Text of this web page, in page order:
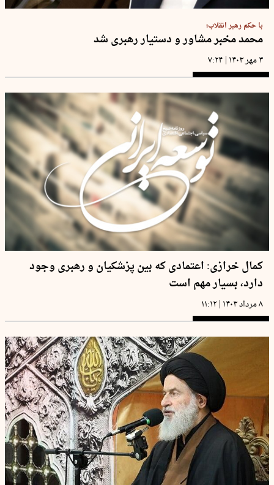
با حکم رهبر انقلاب؛
محمد مخبر مشاور و دستیار رهبری شد
۳ مهر ۱۴۰۳ | ۷:۲۴
کمال خرازی: اعتمادی که بین پزشکیان و رهبری وجود
دارد، بسیار مهم است
۸ مرداد ۱۴۰۳ | ۱۱:۱۲